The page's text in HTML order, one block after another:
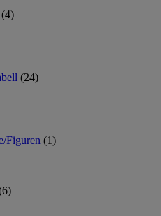
(4)
(24)
Figuren (1)